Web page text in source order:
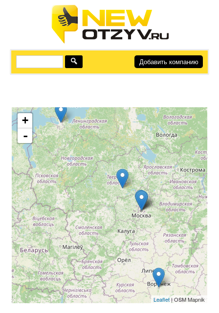
Добавить компанию
+
-
Leaflet| OSM Mapnik